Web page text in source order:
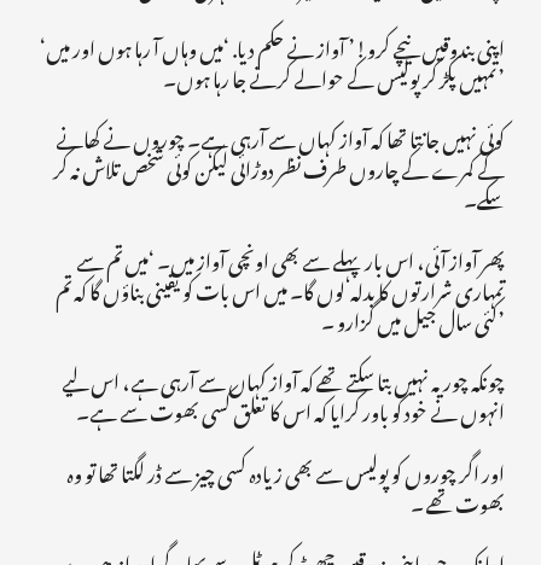
‘اپنی بندوقیں نیچے کرو!’ آواز نے حکم دیا. ‘میں وہاں آ رہا ہوں اور میں
تمہیں پکڑ کر پولیس کے حوالے کرنے جا رہا ہوں۔’
کوئی نہیں جانتا تھا کہ آواز کہاں سے آرہی ہے۔ چوروں نے کھانے
کے کمرے کے چاروں طرف نظر دوڑائی لیکن کوئی شخص تلاش نہ کر
سکے۔
پھر آواز آئی، اس بار پہلے سے بھی اونچی آواز میں۔ ‘میں تم سے
تمہاری شرارتوں کا بدلہ لوں گا۔ میں اس بات کو یقینی بناؤں گا کہ تم
کئی سال جیل میں گزارو ۔’
چونکہ چور یہ نہیں بتا سکتے تھے کہ آواز کہاں سے آرہی ہے، اس لیے
انہوں نے خود کو باور کرایا کہ اس کا تعلق کسی بھوت سے ہے۔
اور اگر چوروں کو پولیس سے بھی زیادہ کسی چیز سے ڈر لگتا تھا تو وہ
بھوت تھے ۔